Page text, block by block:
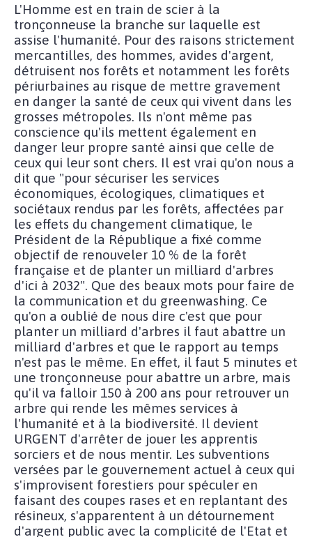
L'Homme est en train de scier à la
tronçonneuse la branche sur laquelle est
assise l'humanité. Pour des raisons strictement
mercantilles, des hommes, avides d'argent,
détruisent nos forêts et notamment les forêts
périurbaines au risque de mettre gravement
en danger la santé de ceux qui vivent dans les
grosses métropoles. Ils n'ont même pas
conscience qu'ils mettent également en
danger leur propre santé ainsi que celle de
ceux qui leur sont chers. Il est vrai qu'on nous a
dit que "pour sécuriser les services
économiques, écologiques, climatiques et
sociétaux rendus par les forêts, affectées par
les effets du changement climatique, le
Président de la République a fixé comme
objectif de renouveler 10 % de la forêt
française et de planter un milliard d'arbres
d'ici à 2032". Que des beaux mots pour faire de
la communication et du greenwashing. Ce
qu'on a oublié de nous dire c'est que pour
planter un milliard d'arbres il faut abattre un
milliard d'arbres et que le rapport au temps
n'est pas le même. En effet, il faut 5 minutes et
une tronçonneuse pour abattre un arbre, mais
qu'il va falloir 150 à 200 ans pour retrouver un
arbre qui rende les mêmes services à
l'humanité et à la biodiversité. Il devient
URGENT d'arrêter de jouer les apprentis
sorciers et de nous mentir. Les subventions
versées par le gouvernement actuel à ceux qui
s'improvisent forestiers pour spéculer en
faisant des coupes rases et en replantant des
résineux, s'apparentent à un détournement
d'argent public avec la complicité de l'Etat et